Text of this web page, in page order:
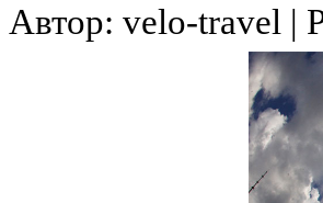
Автор: velo-travel |